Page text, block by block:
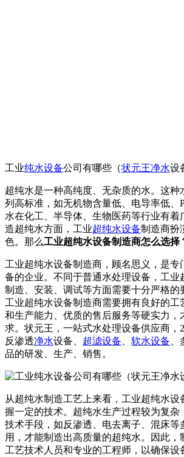
工业纯水设备公司有哪些（状元王净水设
超纯水是一种高纯度、无杂质的水。这种
列高标准，如无机物含量低、电导率低、
水在化工、半导体、生物医药等行业有着
造超纯水方面，工业超纯水设备制造商扮
色。那么工业超纯水设备制造商怎么选择
工业超纯水设备制造商，顾名思义，是专
备的企业。不同于普通水处理设备，工业
制造、安装、调试等方面需要十分严格的
工业超纯水设备制造商需要拥有良好的工
和生产能力、优质的售后服务等硬实力，
求。状元王，一站式水处理设备供应商，
反渗透净水设备、 超滤设备 软水设备
品的研发、生产、销售。
从超纯水制造工艺上来看，工业超纯水设
握一定的技术。超纯水生产过程较为复杂
技术手段，如反渗透、电去离子、混床等
用，才能制造出高质量的超纯水。因此，
工艺技术人员和专业的工程师，以确保设